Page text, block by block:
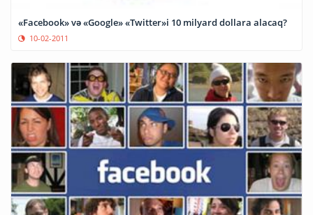
«Facebook» və «Google» «Twitter»i 10 milyard dollara alacaq?
10-02-2011